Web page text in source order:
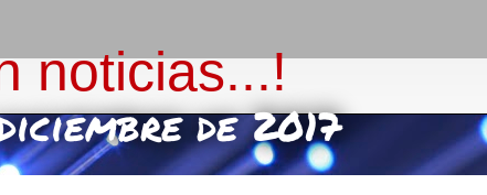
noticias...!
de 2017